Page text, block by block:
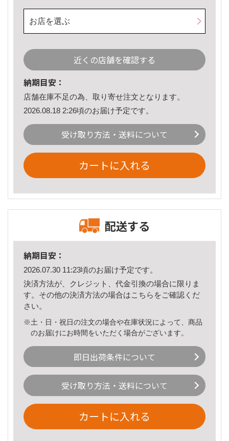
お店を選ぶ
近くの店舗を確認する
納期目安：
店舗在庫不足の為、取り寄せ注文となります。
2026.08.18 2:26頃のお届け予定です。
受け取り方法・送料について
カートに入れる
配送する
納期目安：
2026.07.30 11:23頃のお届け予定です。
決済方法が、クレジット、代金引換の場合に限りま
す。その他の決済方法の場合はこちら をご確認くだ
さい。
※土・日・祝日の注文の場合や在庫状況によって、商品
のお届けにお時間をいただく場合がございます。
即日出荷条件について
受け取り方法・送料について
カートに入れる